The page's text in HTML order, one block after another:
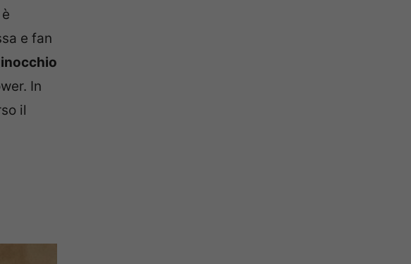
e fan
In
il